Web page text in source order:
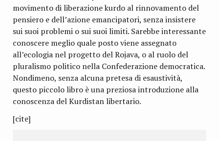
movimento di liberazione kurdo al rinnovamento del
pensiero e dell’azione emancipatori, senza insistere
sui suoi problemi o sui suoi limiti. Sarebbe interessante
conoscere meglio quale posto viene assegnato
all’ecologia nel progetto del Rojava, o al ruolo del
pluralismo politico nella Confederazione democratica.
Nondimeno, senza alcuna pretesa di esaustività,
questo piccolo libro è una preziosa introduzione alla
conoscenza del Kurdistan libertario.
[cite]